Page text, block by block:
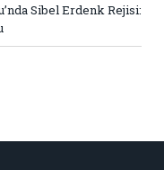
Sibel Erdenk Rejisi: